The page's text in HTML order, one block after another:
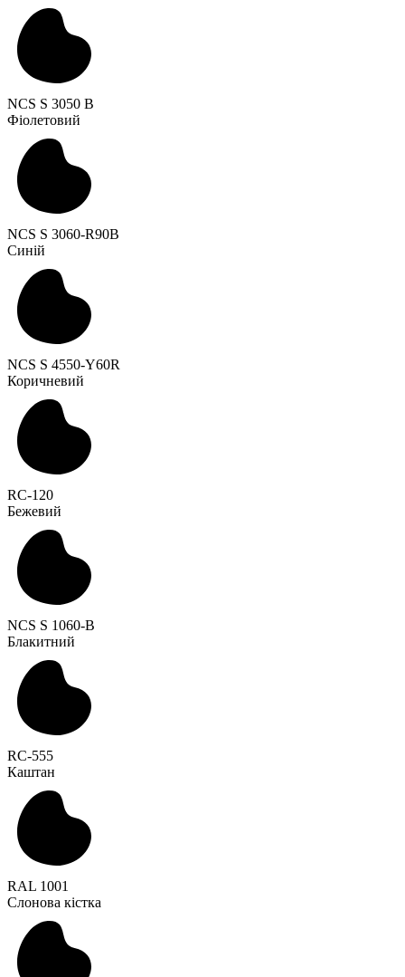
NCS S 3050 B
Фіолетовий
NCS S 3060-R90B
Синій
NCS S 4550-Y60R
Коричневий
RC-120
Бежевий
NCS S 1060-B
Блакитний
RC-555
Каштан
RAL 1001
Слонова кістка